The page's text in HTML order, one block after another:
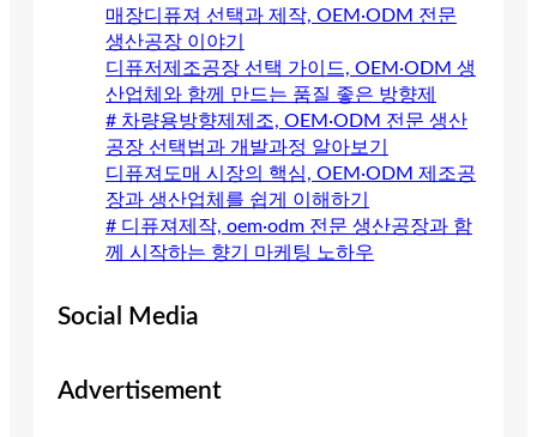
매장디퓨져 선택과 제작, OEM·ODM 전문
생산공장 이야기
디퓨저제조공장 선택 가이드, OEM·ODM 생
산업체와 함께 만드는 품질 좋은 방향제
# 차량용방향제제조, OEM·ODM 전문 생산
공장 선택법과 개발과정 알아보기
디퓨져도매 시장의 핵심, OEM·ODM 제조공
장과 생산업체를 쉽게 이해하기
# 디퓨져제작, oem·odm 전문 생산공장과 함
께 시작하는 향기 마케팅 노하우
Social Media
Advertisement